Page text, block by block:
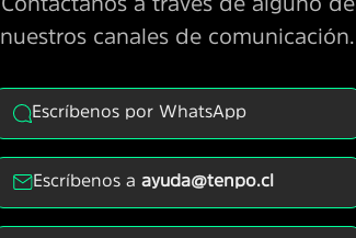
nuestros canales de comunicación.
Escríbenos por WhatsApp
Escríbenos a ayuda@tenpo.cl